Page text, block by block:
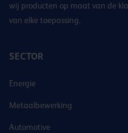
wij producten op maat van de
van elke toepassing.
SECTOR
Energie
Metaalbewerking
Automotive